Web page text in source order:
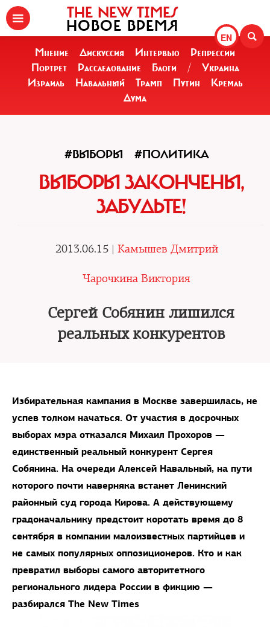
EN
THE NEW TIMES
НОВОЕ ВРЕМЯ
Мнение Дискуссия Интервью
Репрессии
Портрет
Расследование Блоги /
Украина
Израиль
Навальный Трамп Путин
Кремль
Дума
#ВЫБОРЫ #ПОЛИТИКА
ВЫБОРЫ ЗАКОНЧЕНЫ,
ЗАБУДЬТЕ!
2013.06.15 | Камышев Дмитрий
Чарочкина Виктория
Сергей Собянин лишился
реальных конкурентов
Избирательная кампания в Москве завершилась, не
успев толком начаться. От участия в досрочных
выборах мэра отказался Михаил Прохоров —
единственный реальный конкурент Сергея
Собянина. На очереди Алексей Навальный, на пути
которого почти наверняка встанет Ленинский
районный суд города Кирова. А действующему
градоначальнику предстоит коротать время до 8
сентября в компании малоизвестных партийцев и
не самых популярных оппозиционеров. Кто и как
превратил выборы самого авторитетного
регионального лидера России в фикцию —
разбирался The New Times